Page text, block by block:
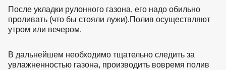
После укладки рулонного газона, его надо обильно
проливать (что бы стояли лужи).Полив осуществляют
утром или вечером.
В дальнейшем необходимо тщательно следить за
увлажненностью газона, производить вовремя полив